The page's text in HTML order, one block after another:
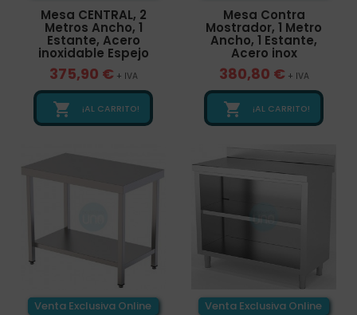
Mesa CENTRAL, 2
Metros Ancho, 1
Estante, Acero
inoxidable Espejo
375,90 € + IVA
 ¡AL CARRITO!
Mesa Contra
Mostrador, 1 Metro
Ancho, 1 Estante,
Acero inox
380,80 € + IVA
 ¡AL CARRITO!
Venta Exclusiva Online Venta Exclusiva Online